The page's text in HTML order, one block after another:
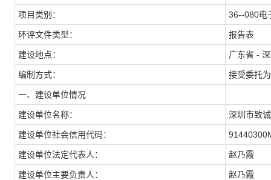
项目类别： 36--080电
环评文件类型： 报告表
建设地点： 广东省 -
编制方式： 接受委托
一、建设单位情况
建设单位名称： 深圳市致
建设单位社会信用代码：
建设单位法定代表人： 赵乃霞
建设单位主要负责人： 赵乃霞